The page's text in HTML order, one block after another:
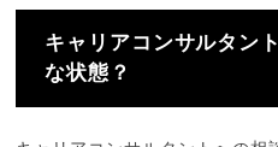
キャリアコンサルタン
な状態？